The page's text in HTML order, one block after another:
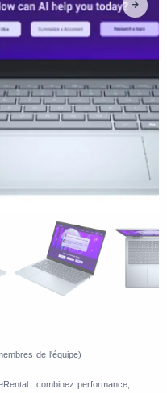
de l'équipe)
: combinez performance,